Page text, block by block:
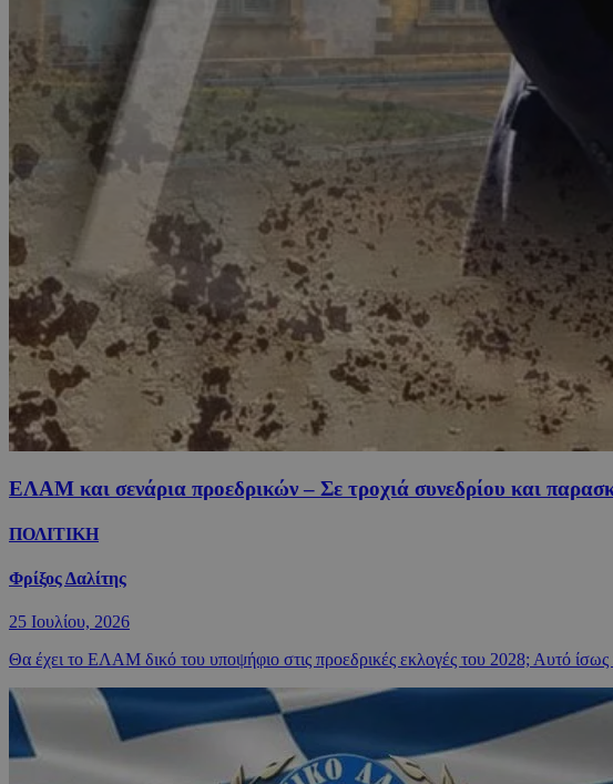
ΕΛΑΜ και σενάρια προεδρικών – Σε τροχιά συνεδρίου και
ΠΟΛΙΤΙΚΗ
Φρίξος Δαλίτης
25 Ιουλίου, 2026
Θα έχει το ΕΛΑΜ δικό του υποψήφιο στις προεδρικές εκλογές του 2028; Αυτό